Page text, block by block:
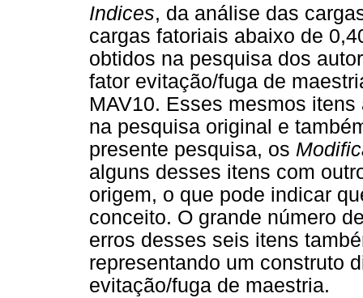
Indices, da análise das
cargas fatoriais abaixo de
obtidos na pesquisa dos
fator evitação/fuga de
MAV10. Esses mesmos
na pesquisa original e
presente pesquisa, os
alguns desses itens com
origem, o que pode indicar
conceito. O grande número
erros desses seis itens
representando um construto
evitação/fuga de maestria.